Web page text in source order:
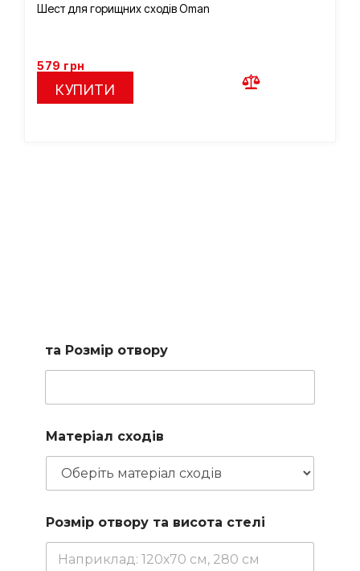
Шест для горищних сходів Oman
579 грн
КУПИТИ
та Розмір отвору
Матеріал сходів
Розмір отвору та висота стелі